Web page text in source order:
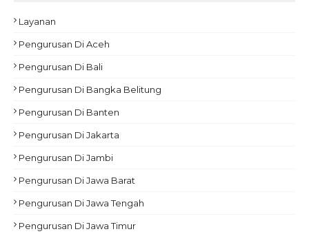
Layanan
Pengurusan Di Aceh
Pengurusan Di Bali
Pengurusan Di Bangka Belitung
Pengurusan Di Banten
Pengurusan Di Jakarta
Pengurusan Di Jambi
Pengurusan Di Jawa Barat
Pengurusan Di Jawa Tengah
Pengurusan Di Jawa Timur